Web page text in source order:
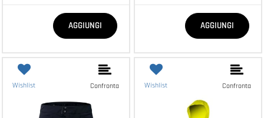
AGGIUNGI AGGIUNGI
Wishlist Confronta Wishlist Confronta